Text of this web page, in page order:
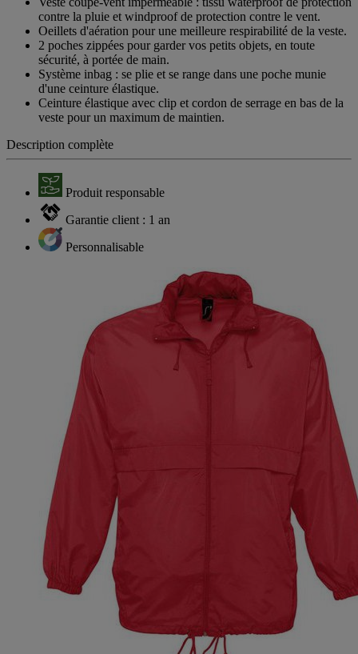
contre la pluie et windproof de protection contre le vent.
Oeillets d'aération pour une meilleure respirabilité de la veste.
2 poches zippées pour garder vos petits objets, en toute
sécurité, à portée de main.
Système inbag : se plie et se range dans une poche munie
d'une ceinture élastique.
Ceinture élastique avec clip et cordon de serrage en bas de la
veste pour un maximum de maintien.
Description complète
Produit responsable
Garantie client : 1 an
Personnalisable